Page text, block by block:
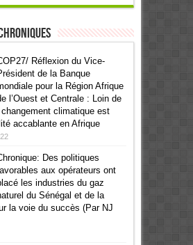
Réflexion du Vice-
de la Banque
pour la Région Afrique
l’Ouest et Centrale : Loin de
changement climatique est
accablante en Afrique
Des politiques
aux opérateurs ont
les industries du gaz
du Sénégal et de la
la voie du succès (Par NJ